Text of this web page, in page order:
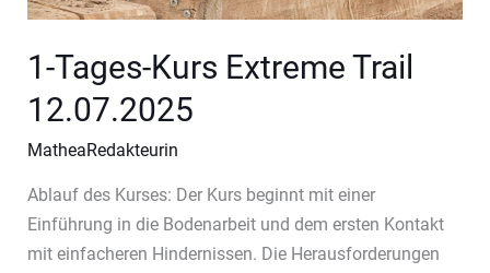
1-Tages-Kurs Extreme Trail
12.07.2025
MatheaRedakteurin
Ablauf des Kurses: Der Kurs beginnt mit einer
Einführung in die Bodenarbeit und dem ersten Kontakt
mit einfacheren Hindernissen. Die Herausforderungen